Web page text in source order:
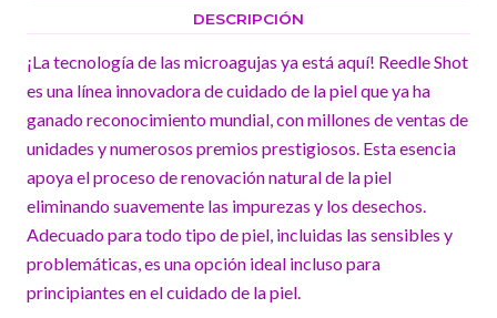
DESCRIPCIÓN
¡La tecnología de las microagujas ya está aquí! Reedle Shot
es una línea innovadora de cuidado de la piel que ya ha
ganado reconocimiento mundial, con millones de ventas de
unidades y numerosos premios prestigiosos. Esta esencia
apoya el proceso de renovación natural de la piel
eliminando suavemente las impurezas y los desechos.
Adecuado para todo tipo de piel, incluidas las sensibles y
problemáticas, es una opción ideal incluso para
principiantes en el cuidado de la piel.